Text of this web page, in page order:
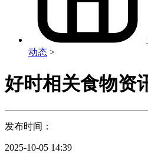
动态 >
好时相关食物资
发布时间：
2025-10-05 14:39